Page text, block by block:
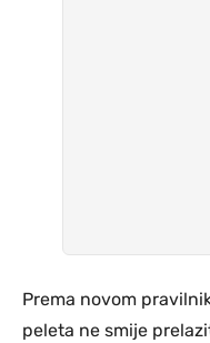
Prema novom
peleta ne smije